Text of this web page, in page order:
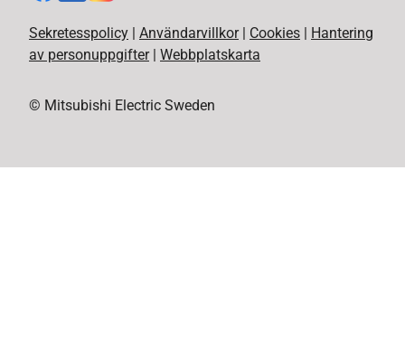
Sekretesspolicy Användarvillkor Cookies
Hantering
av personuppgifter
Webbplatskarta
© Mitsubishi Electric Sweden